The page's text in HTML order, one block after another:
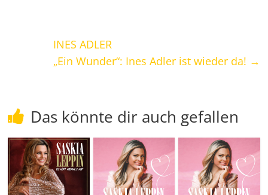
INES ADLER
„Ein Wunder“: Ines Adler ist wieder da! →
Das könnte dir auch gefallen